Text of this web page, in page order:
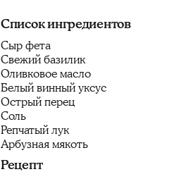
Список ингредиентов
Сыр фета
Свежий базилик
Оливковое масло
Белый винный уксус
Острый перец
Соль
Репчатый лук
Арбузная мякоть
Рецепт